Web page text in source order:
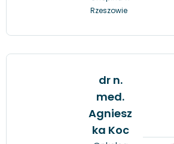
Rzeszowie
dr n.
med.
Agniesz
ka Koc